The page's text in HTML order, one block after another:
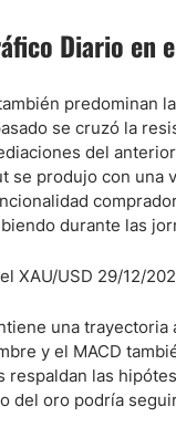
Diario en
predominan
se cruzó la
del
se produjo con una
durante las
una trayectoria
y el MACD
respaldan las
del oro podría